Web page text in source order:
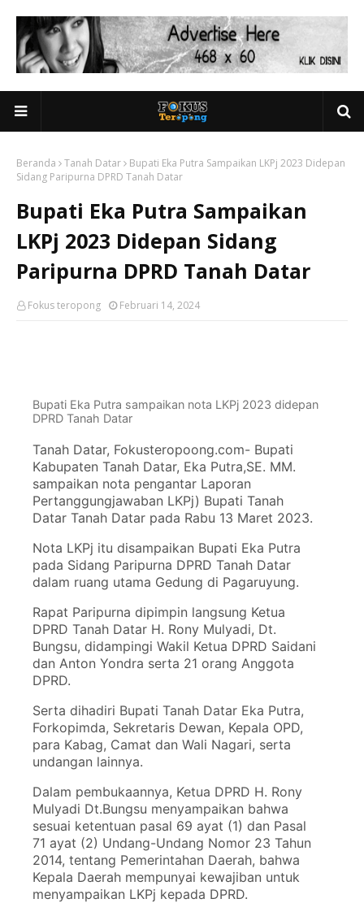
Beranda Tanah Datar
Bupati Eka Putra Sampaikan LKPj 2023 Didepan
Sidang Paripurna DPRD Tanah Datar
Bupati Eka Putra Sampaikan
LKPj 2023 Didepan Sidang
Paripurna DPRD Tanah Datar
Fokus teropong Februari 14, 2024
Bupati Eka Putra sampaikan nota LKPj 2023 didepan
DPRD Tanah Datar
Tanah Datar, Fokusteropoong.com- Bupati
Kabupaten Tanah Datar, Eka Putra,SE. MM.
sampaikan nota pengantar Laporan
Pertanggungjawaban LKPj) Bupati Tanah
Datar Tanah Datar pada Rabu 13 Maret 2023.
Nota LKPj itu disampaikan Bupati Eka Putra
pada Sidang Paripurna DPRD Tanah Datar
dalam ruang utama Gedung di Pagaruyung.
Rapat Paripurna dipimpin langsung Ketua
DPRD Tanah Datar H. Rony Mulyadi, Dt.
Bungsu, didampingi Wakil Ketua DPRD Saidani
dan Anton Yondra serta 21 orang Anggota
DPRD.
Serta dihadiri Bupati Tanah Datar Eka Putra,
Forkopimda, Sekretaris Dewan, Kepala OPD,
para Kabag, Camat dan Wali Nagari, serta
undangan lainnya.
Dalam pembukaannya, Ketua DPRD H. Rony
Mulyadi Dt.Bungsu menyampaikan bahwa
sesuai ketentuan pasal 69 ayat (1) dan Pasal
71 ayat (2) Undang-Undang Nomor 23 Tahun
2014, tentang Pemerintahan Daerah, bahwa
Kepala Daerah mempunyai kewajiban untuk
menyampaikan LKPj kepada DPRD.